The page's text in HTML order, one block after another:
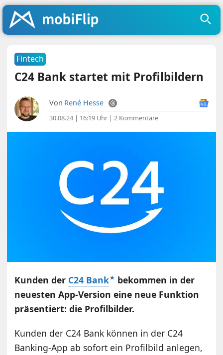
Fintech
C24 Bank startet mit Profilbildern
Von René Hesse
30.08.24 | 16:19 Uhr |2 Kommentare
Kunden der C24 Bank
bekommen in der
neuesten App-Version eine neue Funktion
präsentiert: die Profilbilder.
Kunden der C24 Bank können in der C24
Banking-App ab sofort ein Profilbild anlegen,